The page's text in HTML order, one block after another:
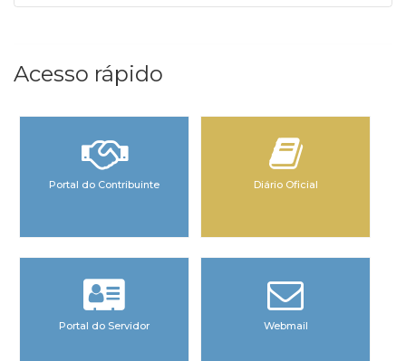
Acesso rápido
Portal do Contribuinte Diário Oficial
Portal do Servidor Webmail